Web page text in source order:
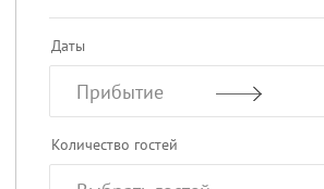
Даты
Прибытие
Количество гостей